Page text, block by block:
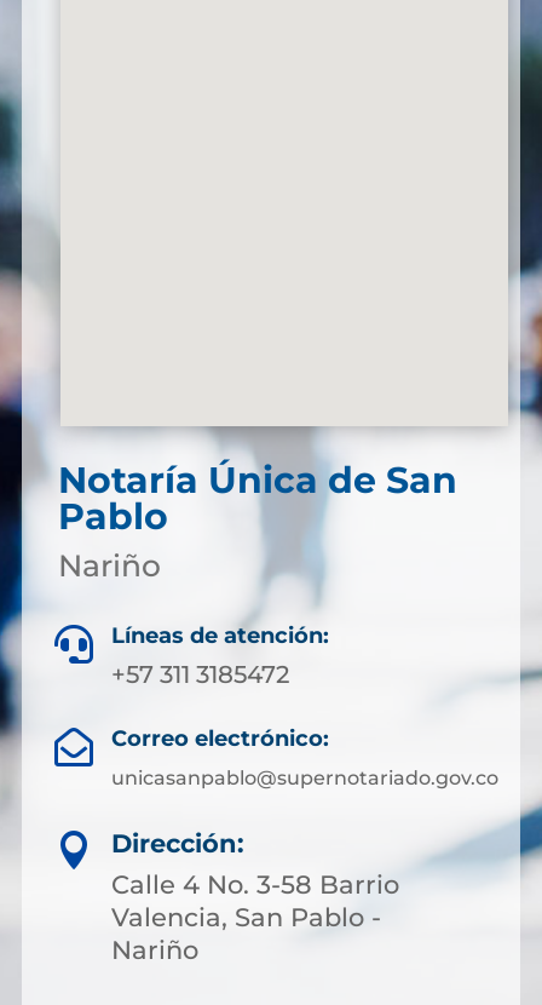
Notaría Única de San
Pablo
Nariño
 Líneas de atención:
+57 311 3185472
 Correo electrónico:
unicasanpablo@supernotariado.gov.co

Dirección:
Calle 4 No. 3-58 Barrio
Valencia, San Pablo -
Nariño